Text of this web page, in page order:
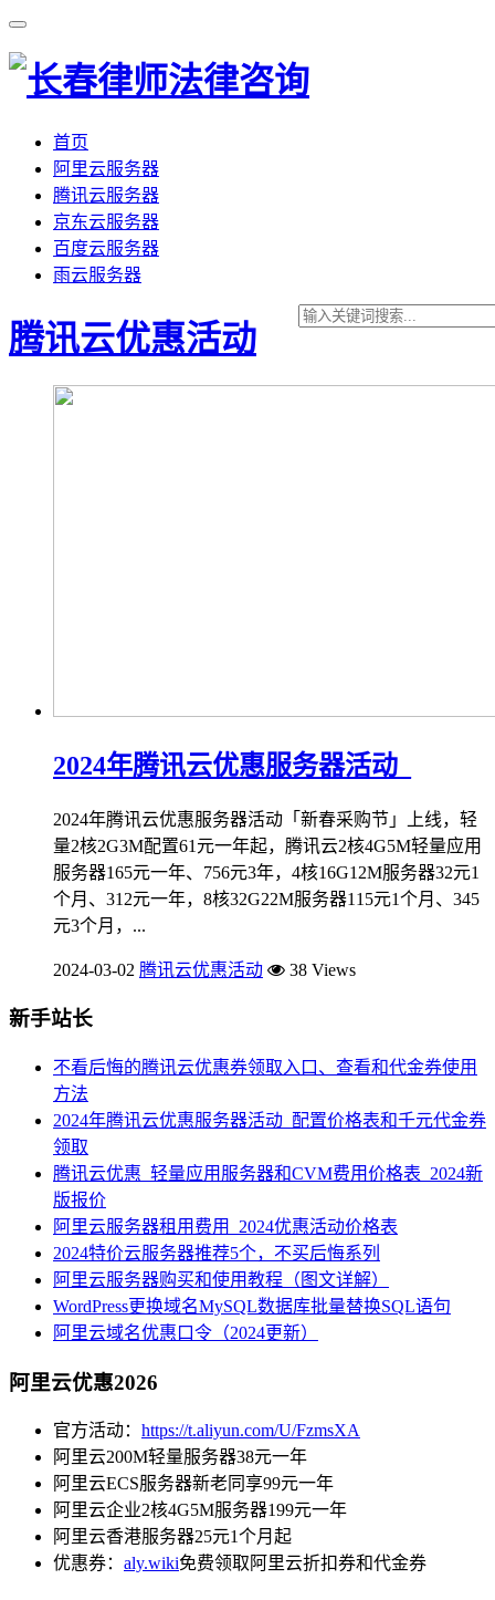
首页
阿里云服务器
腾讯云服务器
京东云服务器
百度云服务器
雨云服务器
腾讯云优惠活动
2024年腾讯云优惠服务器活动_
2024年腾讯云优惠服务器活动「新春采购节」上线，轻
量2核2G3M配置61元一年起，腾讯云2核4G5M轻量应用
服务器165元一年、756元3年，4核16G12M服务器32元1
个月、312元一年，8核32G22M服务器115元1个月、345
元3个月，...
2024-03-02 腾讯云优惠活动 38 Views
新手站长
不看后悔的腾讯云优惠券领取入口、查看和代金券使用
方法
2024年腾讯云优惠服务器活动_配置价格表和千元代金券
领取
腾讯云优惠_轻量应用服务器和CVM费用价格表_2024新
版报价
阿里云服务器租用费用_2024优惠活动价格表
2024特价云服务器推荐5个，不买后悔系列
阿里云服务器购买和使用教程（图文详解）
WordPress更换域名MySQL数据库批量替换SQL语句
阿里云域名优惠口令（2024更新）
阿里云优惠2026
官方活动： https://t.aliyun.com/U/FzmsXA
阿里云200M轻量服务器38元一年
阿里云ECS服务器新老同享99元一年
阿里云企业2核4G5M服务器199元一年
阿里云香港服务器25元1个月起
优惠券： aly.wiki免费领取阿里云折扣券和代金券